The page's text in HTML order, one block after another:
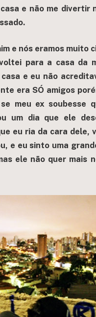
e não me divertir
e nós eramos muito
para a casa da
e eu não
era SÓ amigos
meu ex soubesse
um dia que ele
eu ria da cara dele,
e eu sinto uma
ele não quer mais